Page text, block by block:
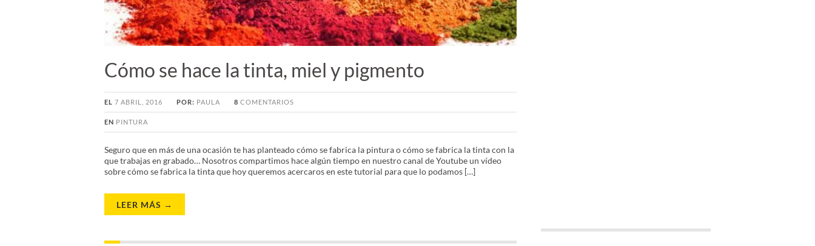
Cómo se hace la tinta, miel y pigmento
EL 7 ABRIL, 2016 POR: PAULA 8 COMENTARIOS
EN PINTURA
Seguro que en más de una ocasión te has planteado cómo se fabrica la pintura o cómo se fabrica la tinta con la
que trabajas en grabado… Nosotros compartimos hace algún tiempo en nuestro canal de Youtube un vídeo
sobre cómo se fabrica la tinta que hoy queremos acercaros en este tutorial para que lo podamos […]
LEER MÁS →